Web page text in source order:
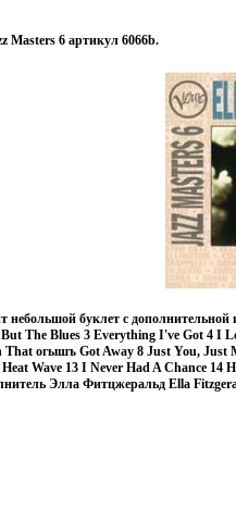
Masters 6 артикул 6066b.
небольшой буклет с
The Blues 3 Everything I've Got 4 I
That огышъ Got Away 8 Just You, Just
Wave 13 I Never Had A Chance
Элла Фитцжеральд Ella